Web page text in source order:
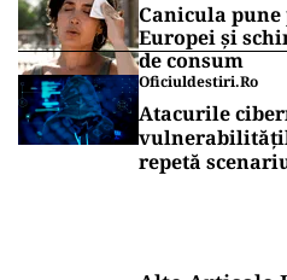
Canicula pune
Europei și
de consum
Oficiuldestiri.ro
Atacurile
repetă